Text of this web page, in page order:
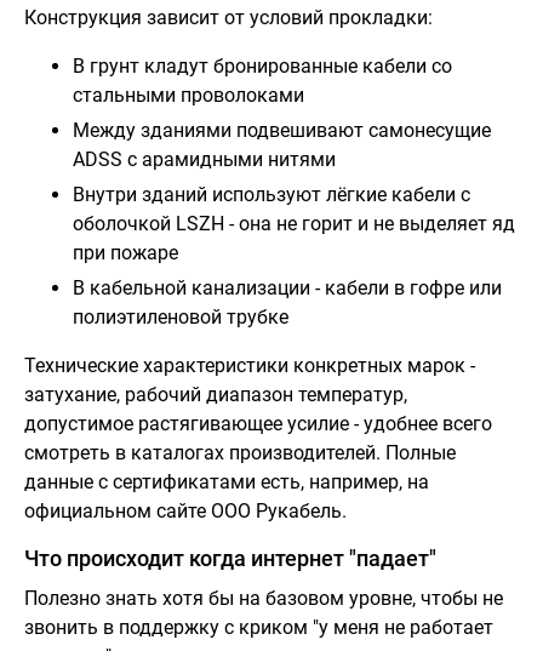
Конструкция зависит от условий прокладки:
В грунт кладут бронированные кабели со
стальными проволоками
Между зданиями подвешивают самонесущие
ADSS с арамидными нитями
Внутри зданий используют лёгкие кабели с
оболочкой LSZH - она не горит и не выделяет яд
при пожаре
В кабельной канализации - кабели в гофре или
полиэтиленовой трубке
Технические характеристики конкретных марок -
затухание, рабочий диапазон температур,
допустимое растягивающее усилие - удобнее всего
смотреть в каталогах производителей. Полные
данные с сертификатами есть, например, на
официальном сайте ООО Рукабель.
Что происходит когда интернет "падает"
Полезно знать хотя бы на базовом уровне, чтобы не
звонить в поддержку с криком "у меня не работает